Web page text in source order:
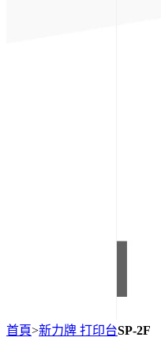
首頁>新力牌 打印台SP-2F